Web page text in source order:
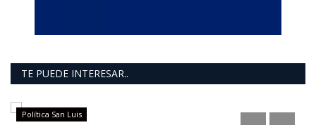
TE PUEDE INTERESAR..
Política San Luis